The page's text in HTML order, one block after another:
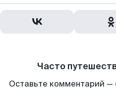
Часто
Оставьте комментарий —